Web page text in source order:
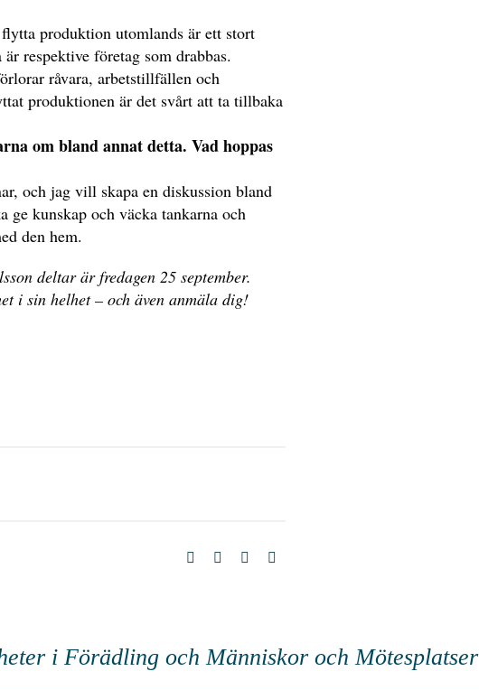
produktion utomlands är ett stort
respektive företag som drabbas.
råvara, arbetstillfällen och
produktionen är det svårt att ta tillbaka
om bland annat detta. Vad hoppas
och jag vill skapa en diskussion bland
ge kunskap och väcka tankarna och
den hem.
deltar är fredagen 25 september.
i sin helhet – och även anmäla dig!
i Förädling och Människor och Mötesplatser